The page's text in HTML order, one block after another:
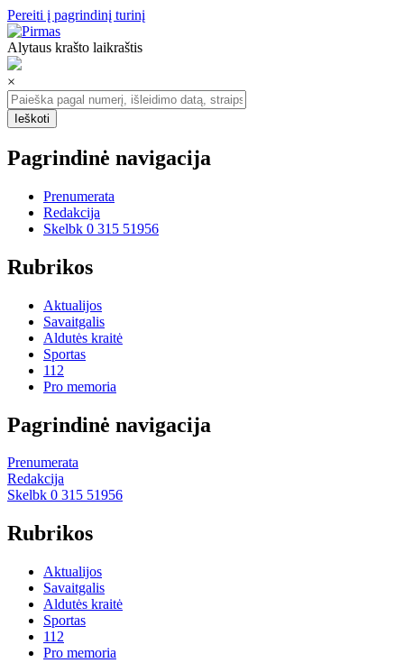
Pereiti į pagrindinį turinį
Alytaus krašto laikraštis
×
Pagrindinė navigacija
Prenumerata
Redakcija
Skelbk 0 315 51956
Rubrikos
Aktualijos
Savaitgalis
Aldutės kraitė
Sportas
112
Pro memoria
Pagrindinė navigacija
Prenumerata
Redakcija
Skelbk 0 315 51956
Rubrikos
Aktualijos
Savaitgalis
Aldutės kraitė
Sportas
112
Pro memoria